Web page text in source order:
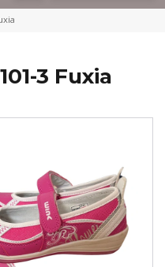
3 Fuxia